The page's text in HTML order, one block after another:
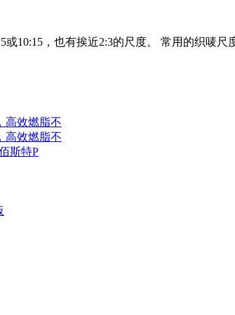
10:15，也有挨近2:3的尺度。 常用的织唛尺
高效燃脂不
高效燃脂不
斯特P